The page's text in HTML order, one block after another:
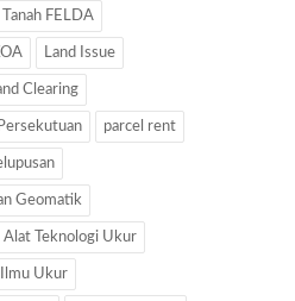
Tanah FELDA
Land Issue
Clearing
parcel rent
Geomatik
Alat Teknologi Ukur
Ilmu Ukur